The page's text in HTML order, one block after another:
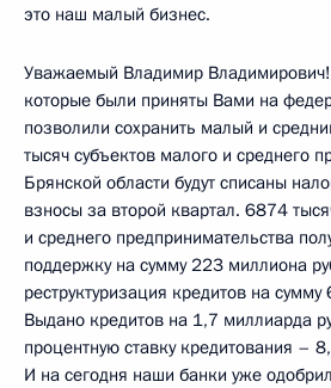
это наш малый бизнес.
Уважаемый Владимир
которые были приняты Вами на
позволили сохранить малый и
тысяч субъектов малого и среднего
Брянской области будут списаны
взносы за второй квартал. 6874
и среднего предпринимательства
поддержку на сумму 223 миллиона
реструктуризация кредитов на
Выдано кредитов на 1,7 миллиарда
процентную ставку кредитования –
И на сегодня наши банки уже